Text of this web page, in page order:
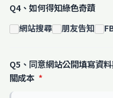
Q4、如何得知綠色奇蹟
網站搜尋 朋友告知
Q5、同意網站公開填寫資
關成本 *